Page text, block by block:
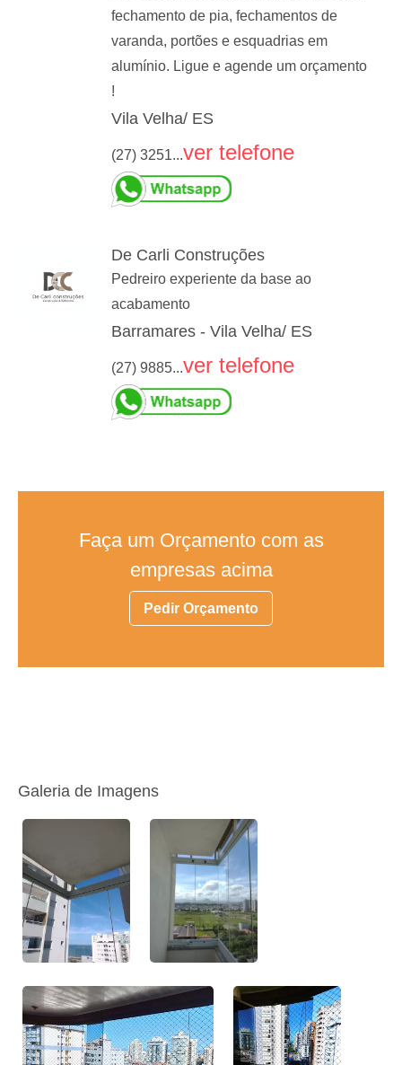
fechamento de pia, fechamentos de
varanda, portões e esquadrias em
alumínio. Ligue e agende um orçamento
!
Vila Velha/ ES
(27) 3251...ver telefone
De Carli Construções
Pedreiro experiente da base ao
acabamento
Barramares - Vila Velha/ ES
(27) 9885...ver telefone
Faça um Orçamento com as
empresas acima
Pedir Orçamento
Galeria de Imagens